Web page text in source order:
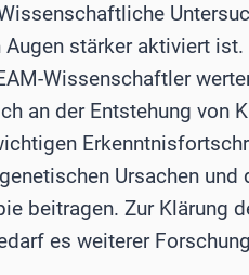
stärker aktiviert
Wissenschaftler
an der Entstehung von
Ursachen
beitragen. Zur Klärung
es weiterer